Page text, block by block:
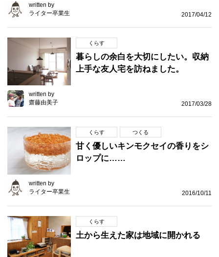
written by
ライター卒業生
2017/04/12
くらす
暮らしの余白を大切にしたい。収納
上手な友人宅を訪ねました。
written by
齋藤由美子
2017/03/28
くらす つくる
甘く優しいキンモクセイの香りをシ
ロップに……
written by
ライター卒業生
2016/10/11
くらす
土から生えた家は地域に開かれる